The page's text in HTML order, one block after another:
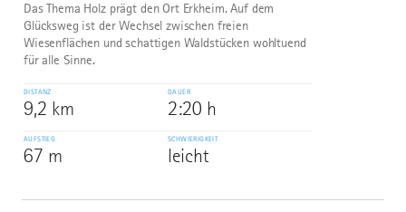
Das Thema Holz prägt den Ort Erkheim. Auf dem
Glücksweg ist der Wechsel zwischen freien
Wiesenflächen und schattigen Waldstücken wohltuend
für alle Sinne.
DISTANZ
9,2 km
DAUER
2:20 h
AUFSTIEG
67 m
SCHWIERIGKEIT
leicht